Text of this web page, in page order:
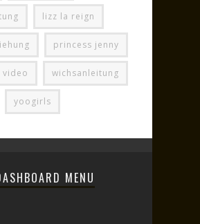
lizz la reign
princess jenny
video wichsanleitung
yoogirls
MENU